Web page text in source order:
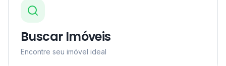
Buscar Imóveis
Encontre seu imóvel ideal